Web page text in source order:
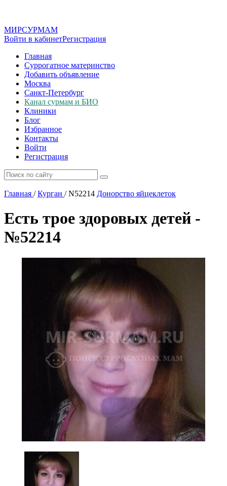
МИРСУРМАМ
Войти в кабинетРегистрация
Главная
Суррогатное материнство
Добавить объявление
Москва
Санкт-Петербург
Канал сурмам и БИО
Клиники
Блог
Избранное
Контакты
Войти
Регистрация
Главная / Курган /N52214 Донорство яйцеклеток
Есть трое здоровых детей -
№52214